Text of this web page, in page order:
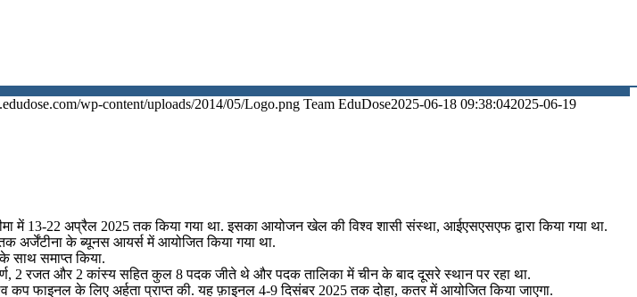
wp-content/uploads/2014/05/Logo.png Team EduDose2025-06-18 09:38:042025-06-19
13-22 अप्रैल 2025 तक किया गया था. इसका आयोजन खेल की विश्व शासी संस्था, आईएसएसएफ द्वारा किया गया था.
के ब्यूनस आयर्स में आयोजित किया गया था.
साथ समाप्त किया.
2 रजत और 2 कांस्य सहित कुल 8 पदक जीते थे और पदक तालिका में चीन के बाद दूसरे स्थान पर रहा था.
फाइनल के लिए अर्हता प्राप्त की. यह फ़ाइनल 4-9 दिसंबर 2025 तक दोहा, कतर में आयोजित किया जाएगा.